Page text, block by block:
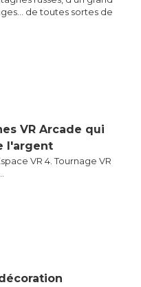
de toutes sortes de
VR Arcade qui
l'argent
VR 4. Tournage VR